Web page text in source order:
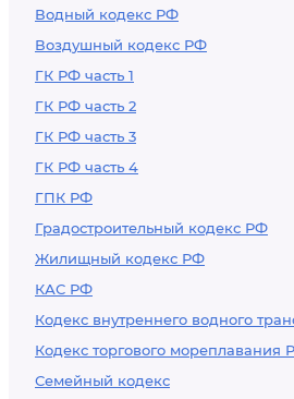
Водный кодекс РФ
Воздушный кодекс РФ
ГК РФ часть 1
ГК РФ часть 2
ГК РФ часть 3
ГК РФ часть 4
ГПК РФ
Градостроительный кодекс РФ
Жилищный кодекс РФ
КАС РФ
Кодекс внутреннего водного
Кодекс торгового мореплавания
Семейный кодекс